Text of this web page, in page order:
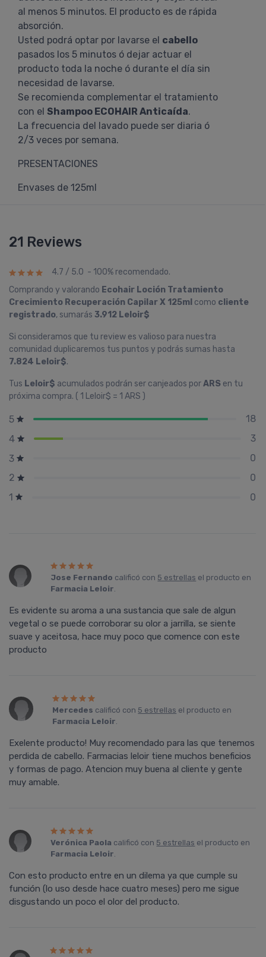
al menos 5 minutos. El producto es de rápida
absorción.
Usted podrá optar por lavarse el cabello
pasados los 5 minutos ó dejar actuar el
producto toda la noche ó durante el día sin
necesidad de lavarse.
Se recomienda complementar el tratamiento
con el Shampoo ECOHAIR Anticaída.
La frecuencia del lavado puede ser diaria ó
2/3 veces por semana.
PRESENTACIONES
Envases de 125ml
21 Reviews
4.7 / 5.0 - 100% recomendado.
Comprando y valorando Ecohair Loción Tratamiento
Crecimiento Recuperación Capilar X 125ml como cliente
registrado, sumarás 3.912 Leloir$
Si consideramos que tu review es valioso para nuestra
comunidad duplicaremos tus puntos y podrás sumas hasta
7.824 Leloir$.
Tus Leloir$ acumulados podrán ser canjeados porARS en tu
próxima compra. ( 1 Leloir$ = 1 ARS )
5
18
4
3
3
0
2
0
1
0
Jose Fernando calificó con 5 estrellas el producto en
Farmacia Leloir.
Es evidente su aroma a una sustancia que sale de algun
vegetal o se puede corroborar su olor a jarrilla, se siente
suave y aceitosa, hace muy poco que comence con este
producto
Mercedes calificó con 5 estrellas el producto en
Farmacia Leloir.
Exelente producto! Muy recomendado para las que tenemos
perdida de cabello. Farmacias leloir tiene muchos beneficios
y formas de pago. Atencion muy buena al cliente y gente
muy amable.
Verónica Paola calificó con 5 estrellas el producto en
Farmacia Leloir.
Con esto producto entre en un dilema ya que cumple su
función (lo uso desde hace cuatro meses) pero me sigue
disgustando un poco el olor del producto.